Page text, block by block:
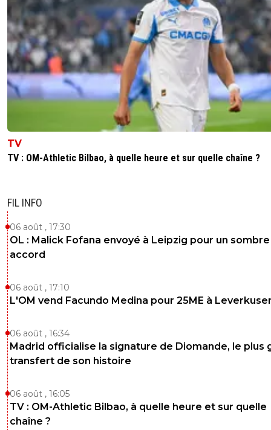
TV
TV : OM-Athletic Bilbao, à quelle heure et sur quelle chaîne ?
FIL INFO
06 août , 17:30
OL : Malick Fofana envoyé à Leipzig pour un sombre
accord
06 août , 17:10
L'OM vend Facundo Medina pour 25ME à
06 août , 16:34
Madrid officialise la signature de Diomande, le plus
transfert de son histoire
06 août , 16:05
TV : OM-Athletic Bilbao, à quelle heure et sur quelle
chaîne ?